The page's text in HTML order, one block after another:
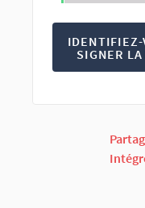
IDENTIFIEZ-
SIGNER